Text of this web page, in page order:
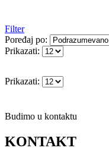
Filter
Poređaj po:
Prikazati:
Prikazati:
Budimo u kontaktu
KONTAKT